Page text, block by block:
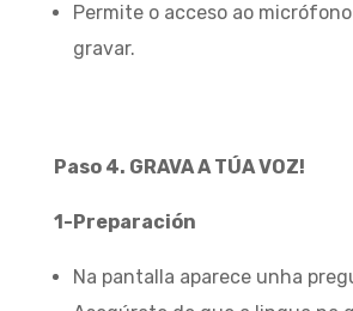
Permite o acceso ao
gravar.
Paso 4. GRAVA A TÚA VOZ!
1-Preparación
Na pantalla aparece unha